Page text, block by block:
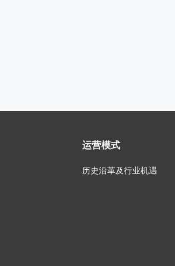
运营模式
历史沿革及行业机遇